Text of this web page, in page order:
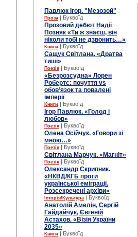
Павлюк Ігор. "Мезозой"
Проза | Буквоїд
Прозовий дебют Надії
Позняк «Ти ж знаєш, він
ніколи тобі не дзвонить…»
Книги | Буквоїд
Сащук Світлана. «Дратва
тиші»
Поезія | Буквоїд
«Безрозсудна» Лорен
Робертс: почуття vs
обов’язок та повалені
імперії
Книги | Буквоїд
Ігор Павлюк. «Голод і
любов»
Поезія | Буквоїд
Олена Осійчук. «Говори зі
мною…»
Поезія | Буквоїд
Світлана Марчук. «Магніт»
Поезія | Буквоїд
Олександр Скрипник.
«НКВД/КГБ проти
української еміграції.
Розсекречені архіви»
Історія/Культура | Буквоїд
Анатолій Амелін, Сергій
Гайдайчук, Євгеній
Астахов. «Візія України
2035»
Книги | Буквоїд